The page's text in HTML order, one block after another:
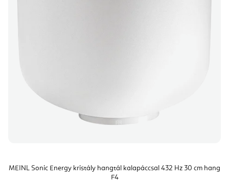
MEINL Sonic Energy kristály hangtál kalapáccsal 432 Hz 30 cm hang
F4